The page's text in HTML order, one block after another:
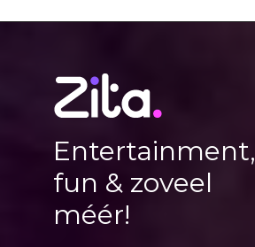
Entertainment,
fun & zoveel
méér!